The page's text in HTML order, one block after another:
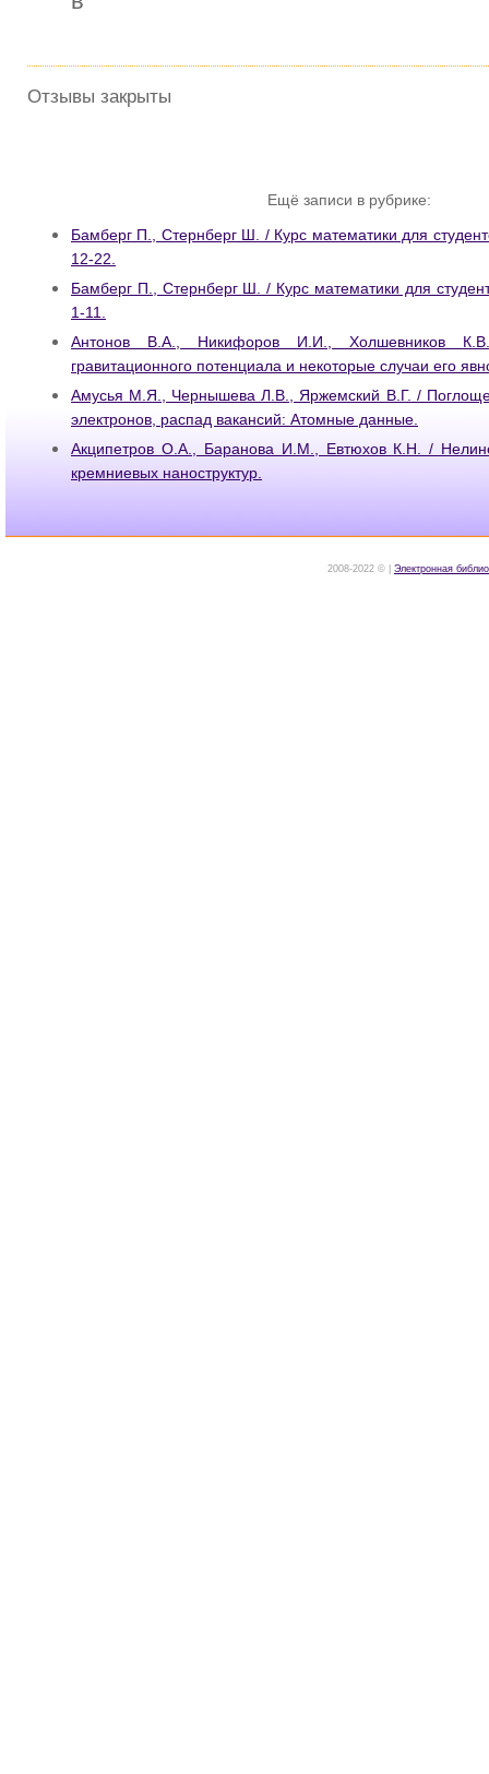
Отзывы закрыты
Ещё записи в рубрике:
Бамберг П., Стернберг Ш. / Курс математики для
12-22.
Бамберг П., Стернберг Ш. / Курс математики для
1-11.
Антонов В.А., Никифоров И.И., Холшевников
гравитационного потенциала и некоторые случаи его
Амусья М.Я., Чернышева Л.В., Яржемский В.Г. /
электронов, распад вакансий: Атомные данные.
Акципетров О.А., Баранова И.М., Евтюхов К.Н. /
кремниевых наноструктур.
2008-2022 © | Электронная